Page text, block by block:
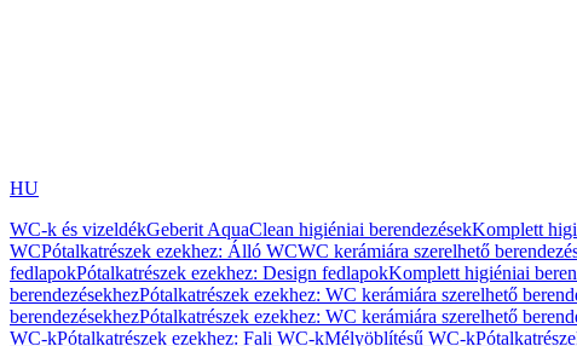
HU
WC-k és vizeldékGeberit AquaClean higiéniai berendezésekKomplett
WCPótalkatrészek ezekhez: Álló WCWC kerámiára szerelhető
fedlapokPótalkatrészek ezekhez: Design fedlapokKomplett higiéniai
berendezésekhezPótalkatrészek ezekhez: WC kerámiára szerelhető
berendezésekhezPótalkatrészek ezekhez: WC kerámiára szerelhető
WC-kPótalkatrészek ezekhez: Fali WC-kMélyöblítésű WC-k